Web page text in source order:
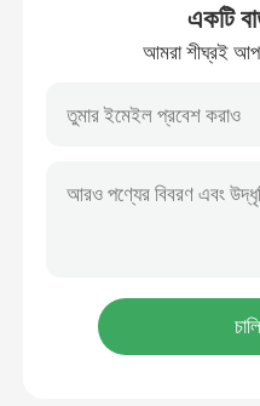
এলইডি টিভি যন্ত্রাংশ
ডিজিটাল অ্যামিটার ভোল্টমিটার
পরীক্ষক টুল
একটি
আমরা শীঘ্রই